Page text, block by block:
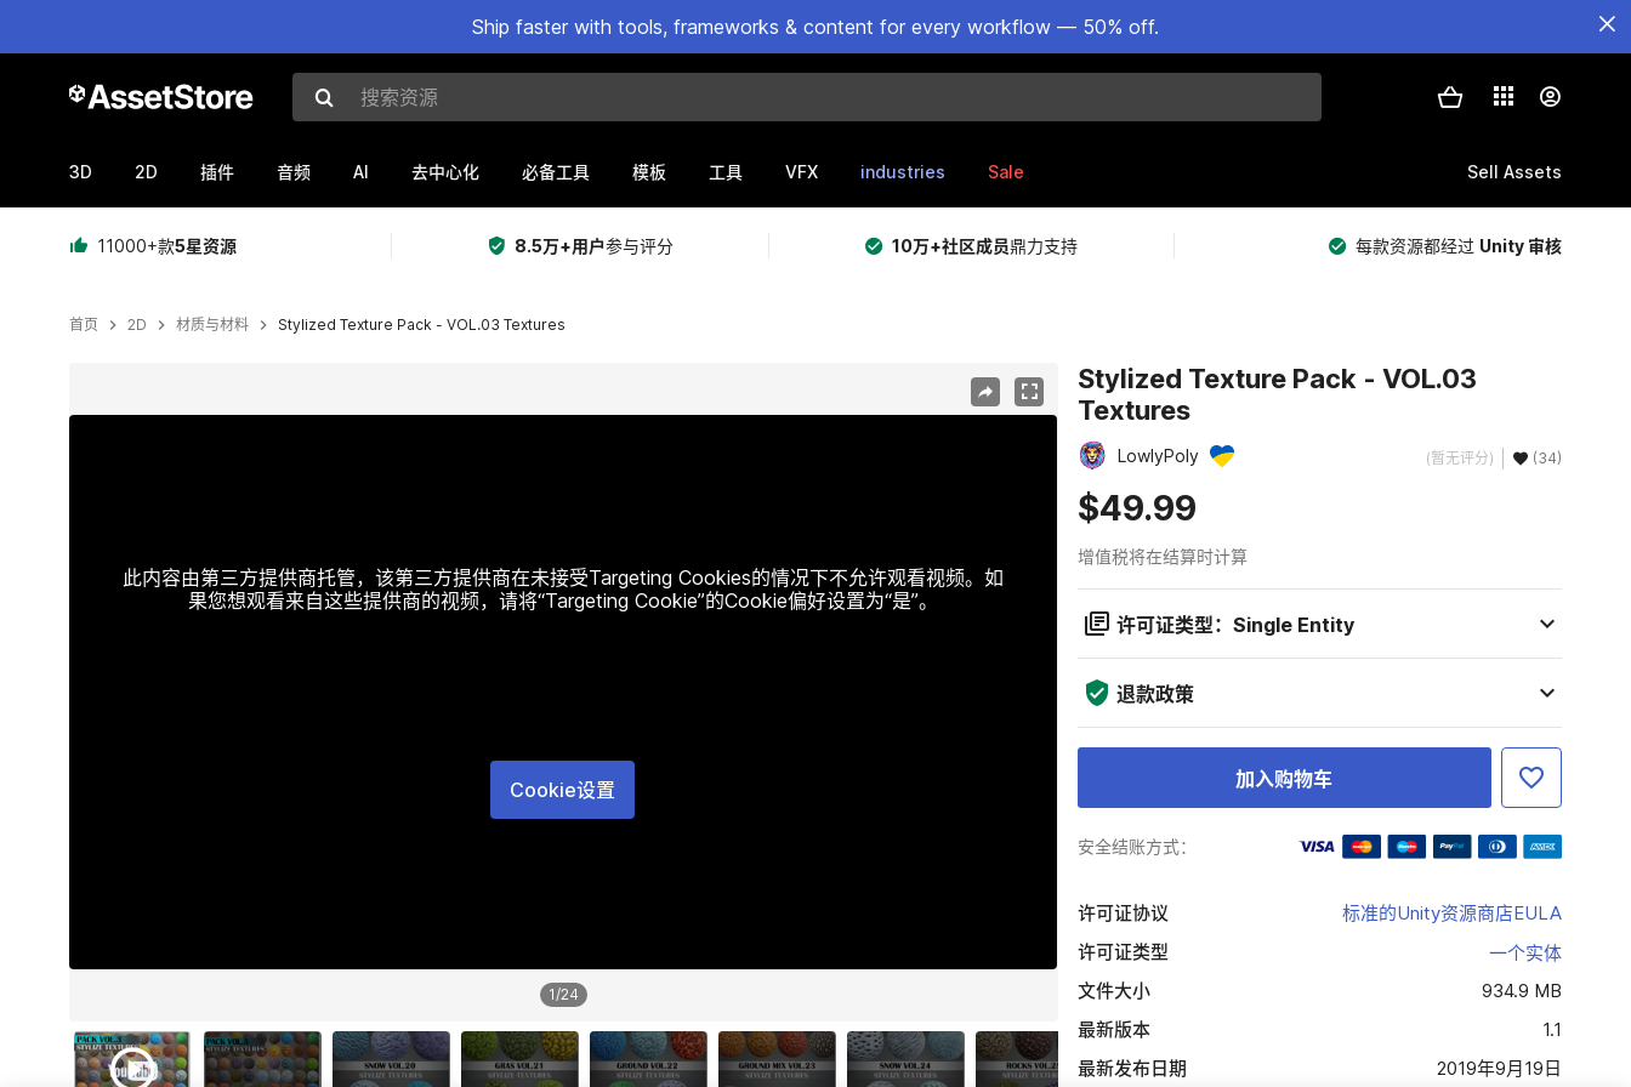
Ship faster with tools, frameworks & content for every workflow — 50% off.
搜索资源
3D 2D 插件 音频 AI 去中心化 必备工具 模板 工具 VFX industries Sale Sell Assets
11000+款5星资源 8.5万+用户参与评分 10万+社区成员鼎力支持 每款资源都经过 Unity 审核
首页 2D 材质与材料 Stylized Texture Pack - VOL.03 Textures
此内容由第三方提供商托管，该第三方提供商在未接受Targeting Cookies的情况下不允许观看视频。如
果您想观看来自这些提供商的视频，请将“Targeting Cookie”的Cookie偏好设置为“是”。
Cookie设置
1/24
Stylized Texture Pack - VOL.03
Textures
LowlyPoly (暂无评分) (34)
$49.99
增值税将在结算时计算
许可证类型：Single Entity
退款政策
加入购物车
安全结账方式：
许可证协议
标准的Unity资源商店EULA
许可证类型
一个实体
文件大小
934.9 MB
最新版本
1.1
最新发布日期
2019年9月19日